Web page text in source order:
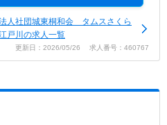
人社団城東桐和会 タムスさくら
戸川の求人一覧
更新日：2026/05/26 求人番号：460767